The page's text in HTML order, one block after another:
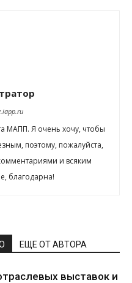
МАПП. Я очень хочу, чтобы
поэтому, пожалуйста,
и всяким
благодарна!
ЕЩЕ ОТ АВТОРА
выставок и